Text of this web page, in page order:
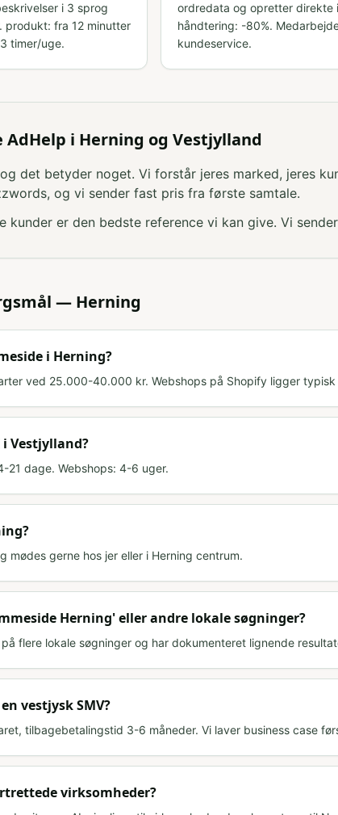
i 3 sprog
produkt: fra 12 minutter
timer/uge.
ordredata og opretter direkte i
håndtering: -80%.
kundeservice.
i Herning og Vestjylland
det betyder noget. Vi forstår jeres marked, jeres
og vi sender fast pris fra første samtale.
kunder er den bedste reference vi kan give. Vi
— Herning
i Herning?
ved 25.000-40.000 kr. Webshops på Shopify ligger
Vestjylland?
21 dage. Webshops: 4-6 uger.
mødes gerne hos jer eller i Herning centrum.
Herning' eller andre lokale søgninger?
flere lokale søgninger og har dokumenteret lignende
vestjysk SMV?
tilbagebetalingstid 3-6 måneder. Vi laver business case
virksomheder?